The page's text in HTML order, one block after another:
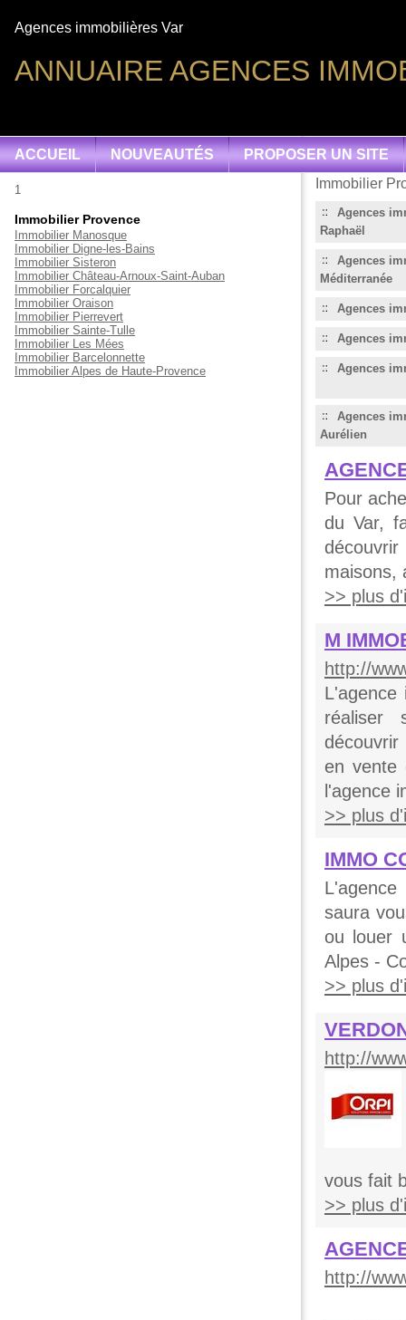
ANNUAIRE AGENCES
Agences immobilières Var
ACCUEIL NOUVEAUTÉS PROPOSER UN SITE
1
Immobilier Provence
Immobilier Manosque
Immobilier Digne-les-Bains
Immobilier Sisteron
Immobilier Château-Arnoux-Saint-Auban
Immobilier Forcalquier
Immobilier Oraison
Immobilier Pierrevert
Immobilier Sainte-Tulle
Immobilier Les Mées
Immobilier Barcelonnette
Immobilier Alpes de Haute-Provence
Immobilier
Agences
Raphaël
Agences
Méditerranée
Agences
Agences
Agences
Agences
Aurélien
Pour
du Var,
maisons,
>> plus
M
http://
L'agence
réaliser
en vente
l'agence
>> plus
IMMO
saura
ou louer
Alpes -
>> plus
http://
vous fait
>> plus
http://